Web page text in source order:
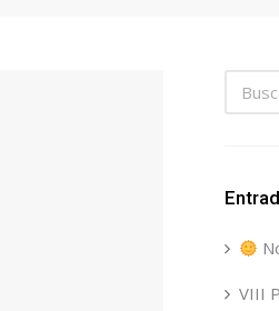
VIII